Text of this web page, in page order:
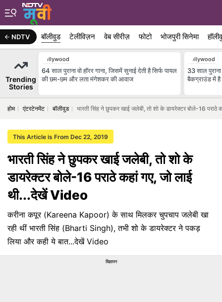
NDTV बॉलीवुड टेलीविज़न वेब सीरीज़ फोटो भोजपुरी सिनेमा
Trending
Stories
Bollywood
64 साल पुराना वो हॉरर गाना, जिसमें सुनाई देती है सिर्फ पायल
की छम-छम और लता मंगेशकर की आवाज
Bollywood
33 साल पुराना
बैकग्राउंड में है
होम एंटरटेनमेंट बॉलीवुड भारती सिंह ने छुपकर खाई जलेबी, तो शो के डायरेक्टर बोले-16 पराठे
This Article is From Dec 22, 2019
भारती सिंह ने छुपकर खाई जलेबी, तो शो के
डायरेक्टर बोले-16 पराठे कहां गए, जो लाई
थी...देखें Video
करीना कपूर (Kareena Kapoor) के साथ मिलकर चुपचाप जलेबी खा
रही थीं भारती सिंह (Bharti Singh), तभी शो के डायरेक्टर ने पकड़
लिया और कही ये बात...देखें Video
विज्ञापन